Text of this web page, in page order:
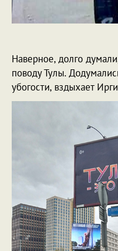
Наверное, долго
поводу Тулы.
убогости, вздыхает